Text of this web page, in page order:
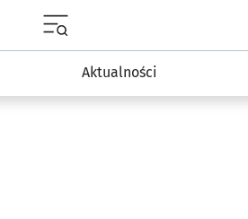
Aktualności